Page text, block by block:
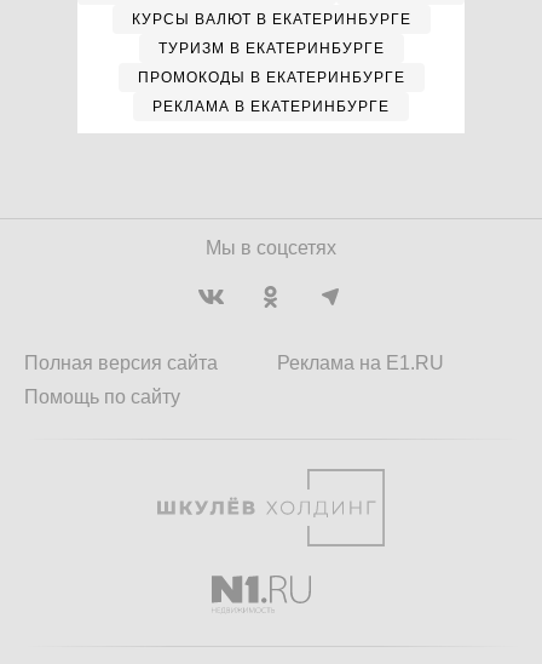
КУРСЫ ВАЛЮТ В ЕКАТЕРИНБУРГЕ
ТУРИЗМ В ЕКАТЕРИНБУРГЕ
ПРОМОКОДЫ В ЕКАТЕРИНБУРГЕ
РЕКЛАМА В ЕКАТЕРИНБУРГЕ
Мы в соцсетях
Полная версия сайта
Помощь по сайту
Реклама на E1.RU